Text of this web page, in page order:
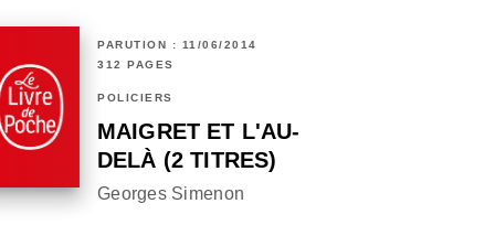
PARUTION : 11/06/2014
312 PAGES
POLICIERS
MAIGRET ET L'AU-
DELÀ (2 TITRES)
Georges Simenon